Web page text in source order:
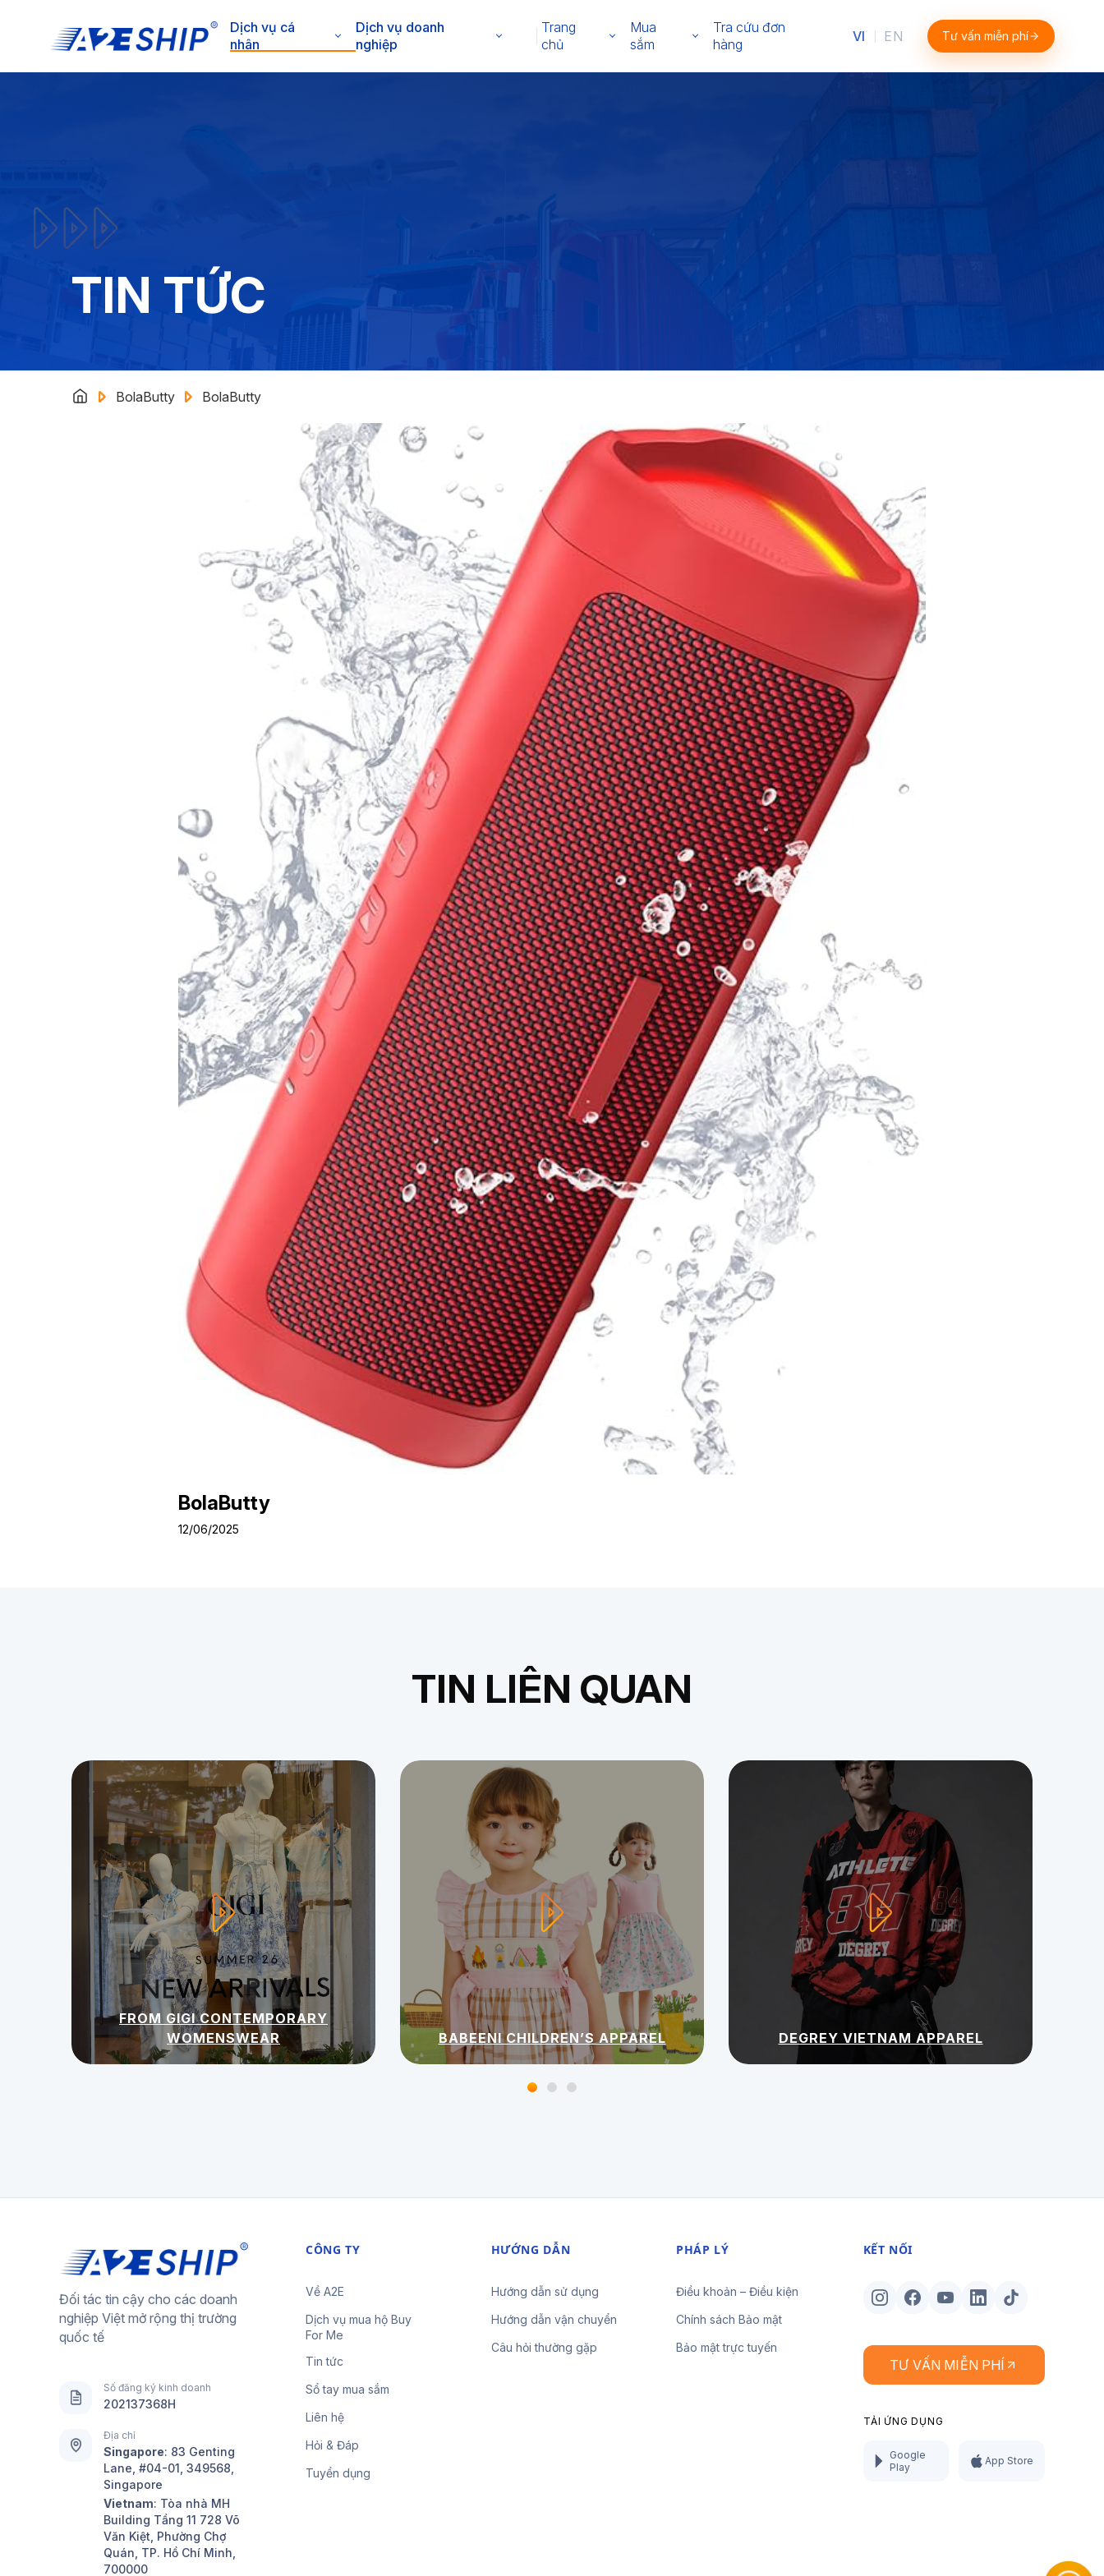
Dịch vụ cá
nhân
Dịch vụ doanh
nghiệp
Trang
chủ
Mua
sắm
Tra cứu đơn
hàng
VI EN Tư vấn miễn phí
TIN TỨC
BolaButty BolaButty
BolaButty
12/06/2025
TIN LIÊN QUAN
FROM GIGI CONTEMPORARY
WOMENSWEAR
BABEENI CHILDREN’S APPAREL DEGREY VIETNAM APPAREL
Đối tác tin cậy cho các doanh
nghiệp Việt mở rộng thị trường
quốc tế
Số đăng ký kinh doanh
202137368H
Địa chỉ
Singapore: 83 Genting
Lane, #04-01, 349568,
Singapore
Vietnam: Tòa nhà MH
Building Tầng 11 728 Võ
Văn Kiệt, Phường Chợ
Quán, TP. Hồ Chí Minh,
700000
CÔNG TY
Về A2E
Dịch vụ mua hộ Buy
For Me
Tin tức
Sổ tay mua sắm
Liên hệ
Hỏi & Đáp
Tuyển dụng
HƯỚNG DẪN
Hướng dẫn sử dụng
Hướng dẫn vận chuyển
Câu hỏi thường gặp
PHÁP LÝ
Điều khoản – Điều kiện
Chính sách Bảo mật
Bảo mật trực tuyến
KẾT NỐI
TƯ VẤN MIỄN PHÍ
TẢI ỨNG DỤNG
Google
Play
App Store